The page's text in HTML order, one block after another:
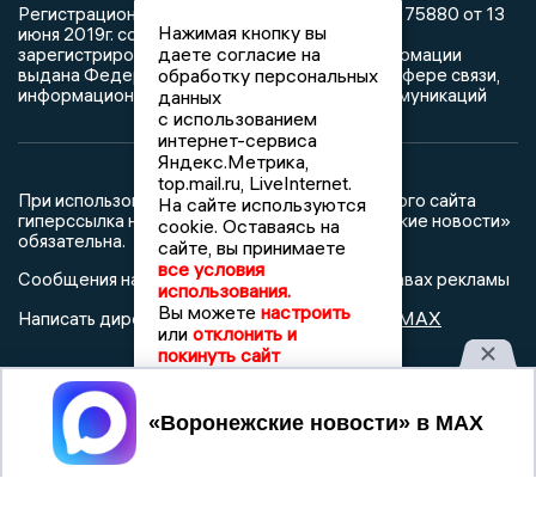
Регистрационный номер: серия Эл № ФС 77 - 75880 от 13
июня 2019г. согласно выписке из реестра
зарегистрированных средств массовой информации
выдана Федеральной службой по надзору в сфере связи,
информационных технологий и массовых коммуникаций
При использовании любого материала с данного сайта
гиперссылка на Сетевое издание «Воронежские новости»
обязательна.
Сообщения на сером фоне размещены на правах рекламы
Написать директору в телеграм@mazov MAX
О холдинге
Дежурный по новостям
Нажимая кнопку вы
даете согласие на
обработку персональных
данных
с использованием
интернет-сервиса
Яндекс.Метрика,
top.mail.ru, LiveInternet.
На сайте используются
cookie. Оставаясь на
сайте, вы принимаете
все условия
использования.
Вы можете настроить
или отклонить и
покинуть сайт
Принять